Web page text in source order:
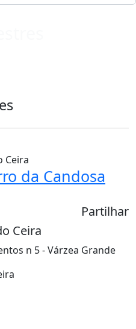
Ceira
da Candosa
Partilhar
Ceira
n 5 - Várzea Grande